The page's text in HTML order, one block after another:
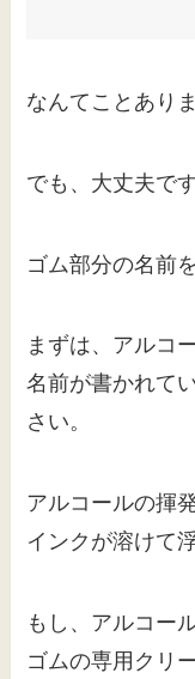
なんてことあり
でも、大丈夫です
ゴム部分の名前
まずは、アルコ
名前が書かれて
さい。
アルコールの揮
インクが溶けて
もし、アルコー
ゴムの専用クリ